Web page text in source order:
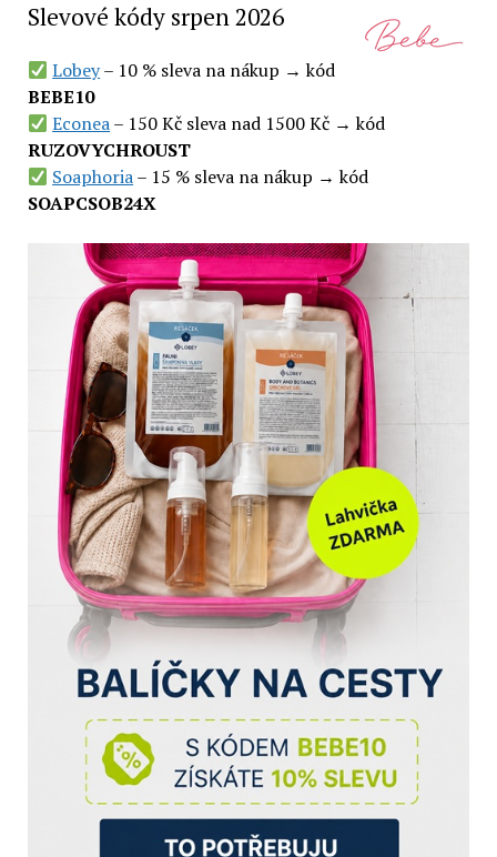
Slevové kódy srpen 2026
Lobey– 10 % sleva na nákup → kód
BEBE10
Econea– 150 Kč sleva nad 1500 Kč → kód
RUZOVYCHROUST
Soaphoria– 15 % sleva na nákup → kód
SOAPCSOB24X